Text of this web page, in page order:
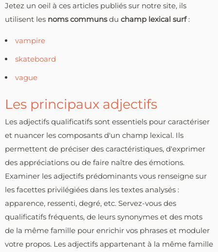
Jetez un oeil à ces articles publiés sur notre site, ils
utilisent les noms communsdu champ lexical surf:
vampire
skateboard
vague
Les principaux adjectifs
Les adjectifs qualificatifs sont essentiels pour caractériser
et nuancer les composants d'un champ lexical. Ils
permettent de préciser des caractéristiques, d'exprimer
des appréciations ou de faire naître des émotions.
Examiner les adjectifs prédominants vous renseigne sur
les facettes privilégiées dans les textes analysés :
apparence, ressenti, degré, etc. Servez-vous des
qualificatifs fréquents, de leurs synonymes et des mots
de la même famille pour enrichir vos phrases et moduler
votre propos. Les adjectifs appartenant à la même famille